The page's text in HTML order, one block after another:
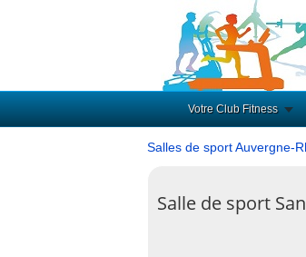
Votre Club Fitness
Salles de sport Auvergne-
Salle de sport